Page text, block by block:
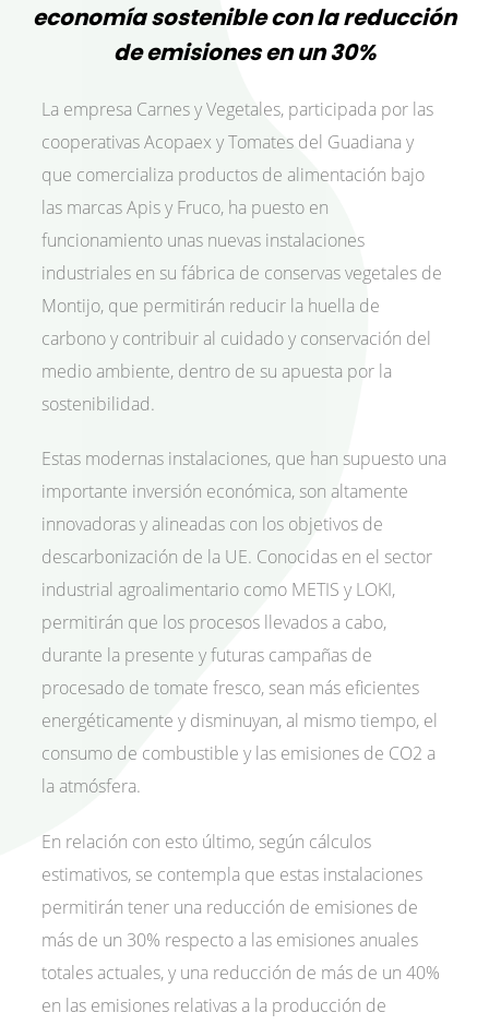
economía sostenible con la reducción
de emisiones en un 30%
La empresa Carnes y Vegetales, participada por las
cooperativas Acopaex y Tomates del Guadiana y
que comercializa productos de alimentación bajo
las marcas Apis y Fruco, ha puesto en
funcionamiento unas nuevas instalaciones
industriales en su fábrica de conservas vegetales de
Montijo, que permitirán reducir la huella de
carbono y contribuir al cuidado y conservación del
medio ambiente, dentro de su apuesta por la
sostenibilidad.
Estas modernas instalaciones, que han supuesto una
importante inversión económica, son altamente
innovadoras y alineadas con los objetivos de
descarbonización de la UE. Conocidas en el sector
industrial agroalimentario como METIS y LOKI,
permitirán que los procesos llevados a cabo,
durante la presente y futuras campañas de
procesado de tomate fresco, sean más eficientes
energéticamente y disminuyan, al mismo tiempo, el
consumo de combustible y las emisiones de CO2 a
la atmósfera.
En relación con esto último, según cálculos
estimativos, se contempla que estas instalaciones
permitirán tener una reducción de emisiones de
más de un 30% respecto a las emisiones anuales
totales actuales, y una reducción de más de un 40%
en las emisiones relativas a la producción de